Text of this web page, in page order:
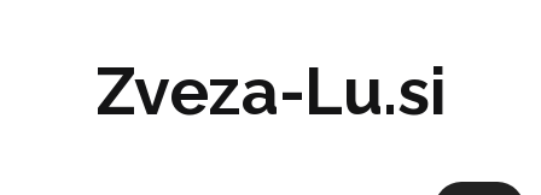
Zveza-Lu.si